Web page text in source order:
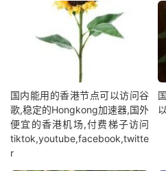
国内能用的香港节点可以访问谷
歌,稳定的Hongkong加速器,国外
便宜的香港机场,付费梯子访问
tiktok,youtube,facebook,twitte
r